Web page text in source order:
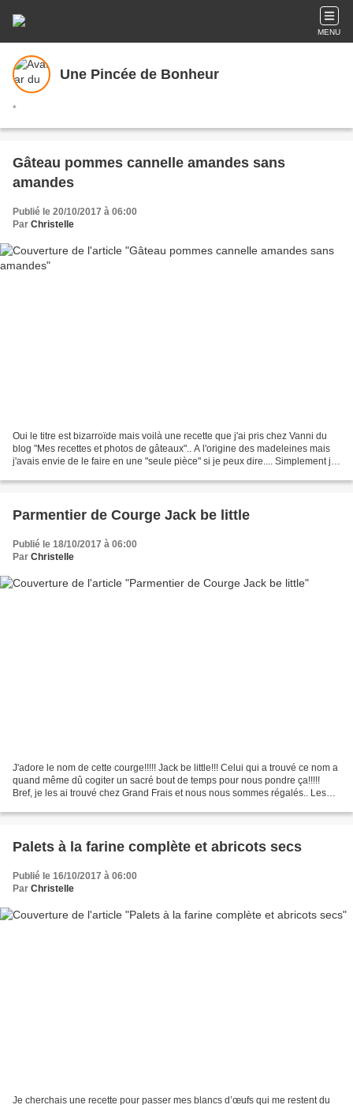
MENU
Une Pincée de Bonheur
*
Gâteau pommes cannelle amandes sans
amandes
Publié le 20/10/2017 à 06:00
Par Christelle
Oui le titre est bizarroïde mais voilà une recette que j'ai pris chez Vanni du
blog "Mes recettes et photos de gâteaux".. A l'origine des madeleines mais
j'avais envie de le faire en une "seule pièce" si je peux dire.... Simplement j'ai
Parmentier de Courge Jack be little
Publié le 18/10/2017 à 06:00
Par Christelle
J'adore le nom de cette courge!!!!! Jack be little!!! Celui qui a trouvé ce nom a
quand même dû cogiter un sacré bout de temps pour nous pondre ça!!!!!
Bref, je les ai trouvé chez Grand Frais et nous nous sommes régalés.. Les
Palets à la farine complète et abricots secs
Publié le 16/10/2017 à 06:00
Par Christelle
Je cherchais une recette pour passer mes blancs d’œufs qui me restent du